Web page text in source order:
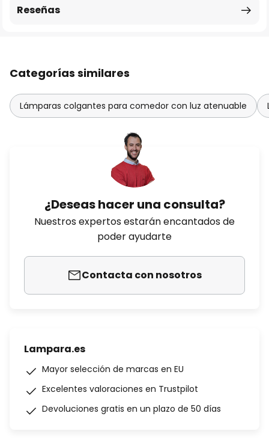
Reseñas
Categorías similares
Lámparas colgantes para comedor con luz atenuable
¿Deseas hacer una consulta?
Nuestros expertos estarán encantados de
poder ayudarte
Contacta con nosotros
Lampara.es
Mayor selección de marcas en EU
Excelentes valoraciones en Trustpilot
Devoluciones gratis en un plazo de 50 días